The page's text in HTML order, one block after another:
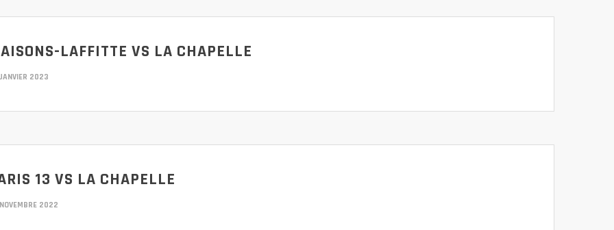
LAFFITTE VS LA CHAPELLE
2023
13 VS LA CHAPELLE
2022